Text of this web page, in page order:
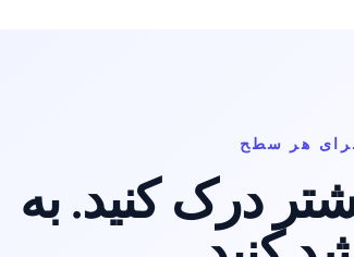
هر سطح
درک کنید. به